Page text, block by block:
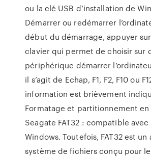
ou la clé USB d’installation de
Démarrer ou redémarrer
début du démarrage, appuyer
clavier qui permet de choisir sur
périphérique démarrer
il s’agit de Echap, F1, F2, F10 ou
information est brièvement
Formatage et partitionnement
Seagate FAT32 : compatible avec
Windows. Toutefois, FAT32 est un
système de fichiers conçu pour